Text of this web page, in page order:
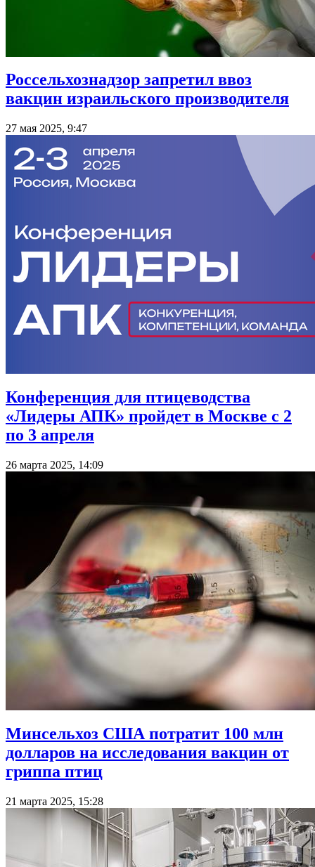
Россельхознадзор запретил ввоз
вакцин израильского производителя
27 мая 2025, 9:47
Конференция для птицеводства
«Лидеры АПК» пройдет в Москве с 2
по 3 апреля
26 марта 2025, 14:09
Минсельхоз США потратит 100 млн
долларов на исследования вакцин от
гриппа птиц
21 марта 2025, 15:28